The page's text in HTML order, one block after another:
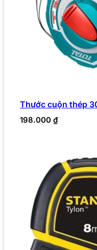
Thước cuộn thép
198.000 ₫